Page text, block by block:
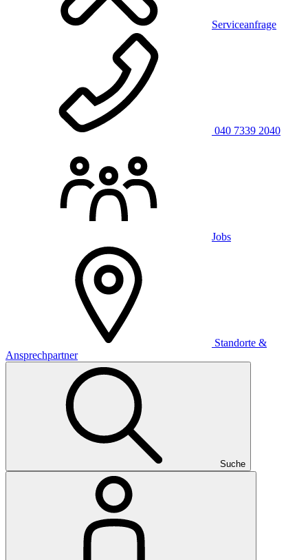
Serviceanfrage
040 7339 2040
Jobs
Standorte &
Ansprechpartner
Suche